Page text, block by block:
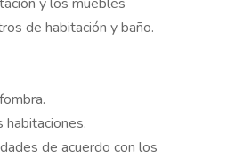
de habitación y baño.
habitaciones.
de acuerdo con los